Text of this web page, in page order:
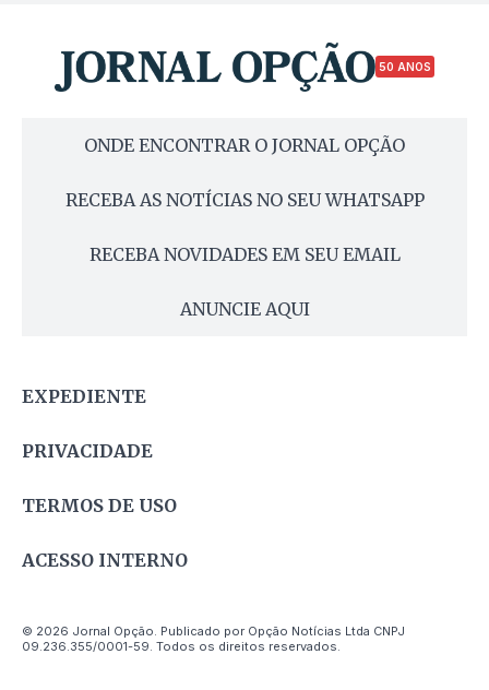
50 ANOS
ONDE ENCONTRAR O JORNAL OPÇÃO
RECEBA AS NOTÍCIAS NO SEU WHATSAPP
RECEBA NOVIDADES EM SEU EMAIL
ANUNCIE AQUI
EXPEDIENTE
PRIVACIDADE
TERMOS DE USO
ACESSO INTERNO
© 2026 Jornal Opção. Publicado por Opção Notícias Ltda CNPJ
09.236.355/0001-59. Todos os direitos reservados.